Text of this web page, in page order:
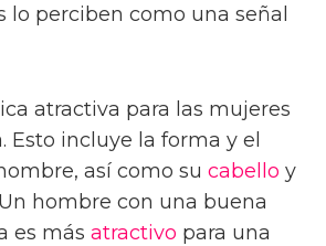
lo perciben como una señal
atractiva para las mujeres
Esto incluye la forma y el
así como su cabello y
hombre con una buena
es más atractivo para una